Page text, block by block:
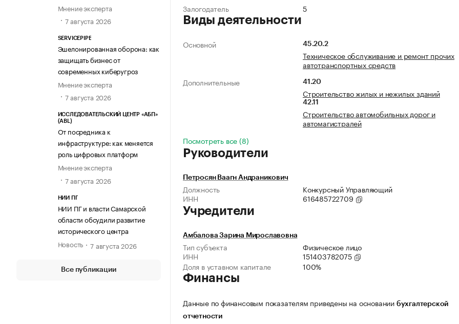
Мнение эксперта
7 августа 2026
SERVICEPIPE
Эшелонированная оборона: как
защищать бизнес от
современных киберугроз
Мнение эксперта
7 августа 2026
ИССЛЕДОВАТЕЛЬСКИЙ ЦЕНТР «АБП»
(ABL)
От посредника к
инфраструктуре: как меняется
роль цифровых платформ
Мнение эксперта
7 августа 2026
НИИ ПГ
НИИ ПГ и власти Самарской
области обсудили развитие
исторического центра
Новость
7 августа 2026
Все публикации
Залогодатель 5
Виды деятельности
Основной 45.20.2
Техническое обслуживание и ремонт прочих
автотранспортных средств
Дополнительные
41.20
Строительство жилых и нежилых зданий
42.11
Строительство автомобильных дорог и
автомагистралей
Посмотреть все (8)
Руководители
Петросян Ваагн Андраникович
Должность
Конкурсный Управляющий
ИНН
616485722709
Учредители
Амбалова Зарина Мирославовна
Тип субъекта
Физическое лицо
ИНН
151403782075
Доля в уставном капитале
100%
Финансы
Данные по финансовым показателям приведены на основании бухгалтерской
отчетности